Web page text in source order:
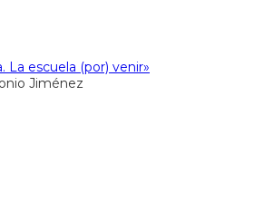
La escuela (por) venir»
Jiménez